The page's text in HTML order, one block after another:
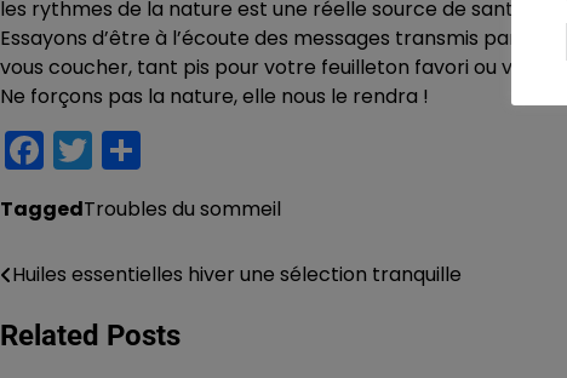
les rythmes de la nature est une réelle source de santé et
Essayons d’être à l’écoute des messages transmis par
vous coucher, tant pis pour votre feuilleton favori ou votre
Ne forçons pas la nature, elle nous le rendra !
Facebook
Twitter
TaggedTroubles du sommeil
Navigation
de
Huiles essentielles hiver une sélection tranquille
Related Posts